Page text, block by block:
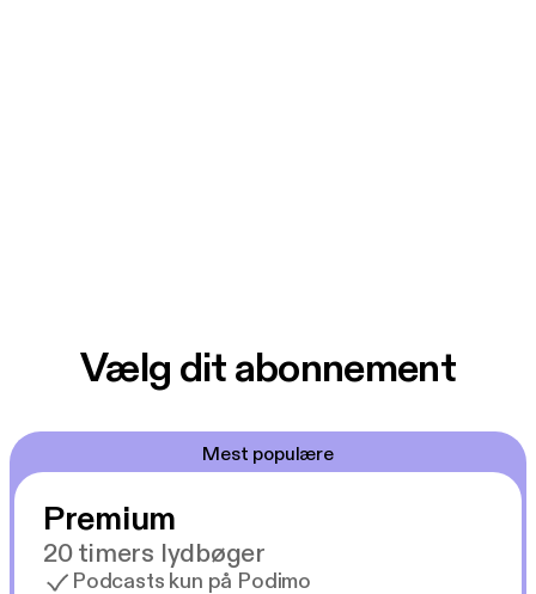
Vælg dit abonnement
Mest populære
Premium
20 timers lydbøger
Podcasts kun på Podimo